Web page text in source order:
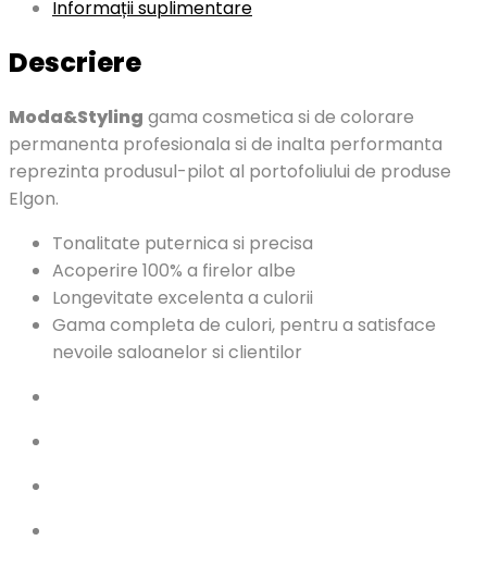
Informații suplimentare
Descriere
Moda&Styling gama cosmetica si de colorare
permanenta profesionala si de inalta performanta
reprezinta produsul-pilot al portofoliului de produse
Elgon.
Tonalitate puternica si precisa
Acoperire 100% a firelor albe
Longevitate excelenta a culorii
Gama completa de culori, pentru a satisface
nevoile saloanelor si clientilor